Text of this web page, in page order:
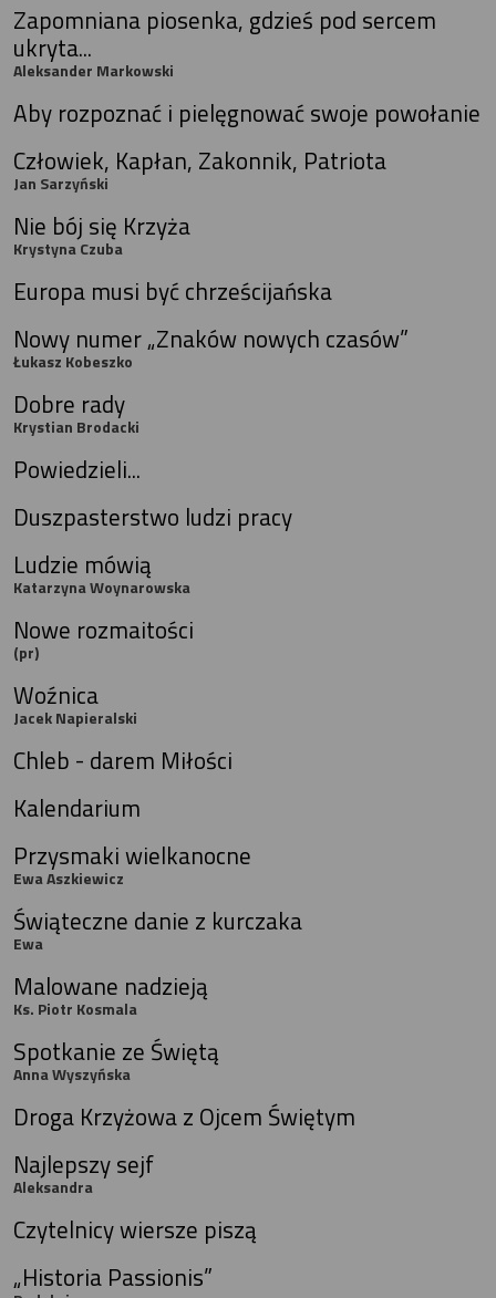
Zapomniana piosenka, gdzieś pod sercem
ukryta...
Aleksander Markowski
Aby rozpoznać i pielęgnować swoje powołanie
Człowiek, Kapłan, Zakonnik, Patriota
Jan Sarzyński
Nie bój się Krzyża
Krystyna Czuba
Europa musi być chrześcijańska
Nowy numer „Znaków nowych czasów”
Łukasz Kobeszko
Dobre rady
Krystian Brodacki
Powiedzieli...
Duszpasterstwo ludzi pracy
Ludzie mówią
Katarzyna Woynarowska
Nowe rozmaitości
(pr)
Woźnica
Jacek Napieralski
Chleb - darem Miłości
Kalendarium
Przysmaki wielkanocne
Ewa Aszkiewicz
Świąteczne danie z kurczaka
Ewa
Malowane nadzieją
Ks. Piotr Kosmala
Spotkanie ze Świętą
Anna Wyszyńska
Droga Krzyżowa z Ojcem Świętym
Najlepszy sejf
Aleksandra
Czytelnicy wiersze piszą
„Historia Passionis”